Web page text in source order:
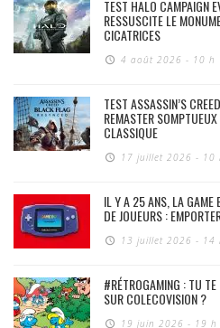
TEST HALO CAMPAIGN
RESSUSCITE LE
CICATRICES
4 août 2026 - 10 h
TEST ASSASSIN’S
REMASTER
CLASSIQUE
17 juillet 2026 - 10
IL Y A 25 ANS, LA GAME
DE JOUEURS :
13 juillet 2026 - 14
#RÉTROGAMING : TU
SUR COLECOVISION ?
19 juin 2026 - 19 h